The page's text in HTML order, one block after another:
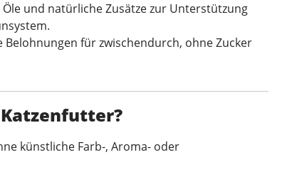
Öle und natürliche Zusätze zur Unterstützung
Belohnungen für zwischendurch, ohne Zucker
künstliche Farb-, Aroma- oder